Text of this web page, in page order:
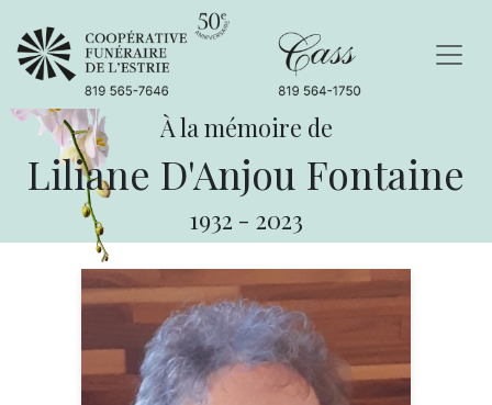
À la mémoire de
Liliane D'Anjou Fontaine
1932 - 2023